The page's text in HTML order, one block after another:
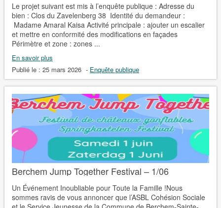
Le projet suivant est mis à l’enquête publique : Adresse du
bien : Clos du Zavelenberg 38 Identité du demandeur :
Madame Amaral Kaisa Activité principale : ajouter un escalier
et mettre en conformité des modifications en façades
Périmètre et zone : zones ...
En savoir plus
Publié le : 25 mars 2026 - Enquête publique
Berchem Jump Together Festival – 1/06
Un Événement Inoubliable pour Toute la Famille !Nous
sommes ravis de vous annoncer que l’ASBL Cohésion Sociale